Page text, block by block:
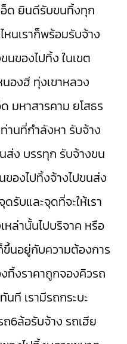
ด ยินดีรับขนทิ้งทุก
หนเราก็พร้อมรับจ้าง
นของไปทิ้ง ในเขต
องฮี ทุ่งเขาหลวง
มหาสารคาม ยโสธร
ท่านที่กำลังหา รับจ้าง
ส่ง บรรทุก รับจ้างขน
องไปทิ้งจ้างไปขนส่ง
รับและจุดที่จะให้เรา
หล่านั้นไปบริจาค หรือ
ขึ้นอยู่กับความต้องการ
ทิ้งราคาถูกจองคิวรถ
นที เรามีรถกระบะ
ถ6ล้อรับจ้าง รถเฮีย